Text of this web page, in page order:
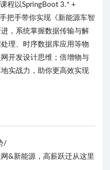
程以SpringBoot 3.* +
把手带你实现《新能源车智
，系统掌握数据传输与解
理、时序数据库应用等物
开发设计思维；倍增物与
实战力，助你更高效实现
/
&新能源，高薪跃迁从这里